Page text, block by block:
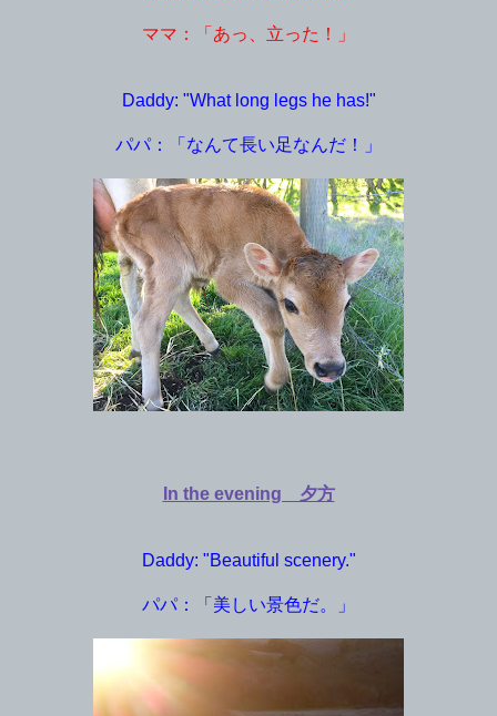
ママ：「あっ、立った！」
Daddy: "What long legs he has!"
パパ：「なんて長い足なんだ！」
In the evening 夕方
Daddy: "Beautiful scenery."
パパ：「美しい景色だ。」